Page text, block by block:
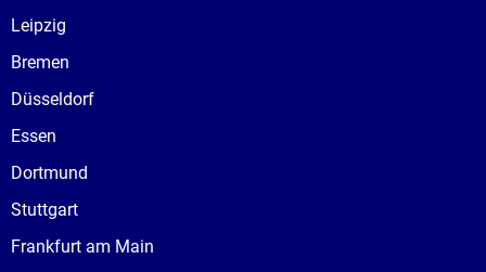
Leipzig
Bremen
Düsseldorf
Essen
Dortmund
Stuttgart
Frankfurt am Main